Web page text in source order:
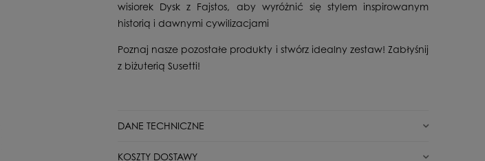
wisiorek Dysk z Fajstos, aby wyróżnić się stylem inspirowanym
historią i dawnymi cywilizacjami
Poznaj nasze pozostałe produkty i stwórz idealny zestaw! Zabłyśnij
z biżuterią Susetti!
DANE TECHNICZNE
Stan
KOSZTY DOSTAWY